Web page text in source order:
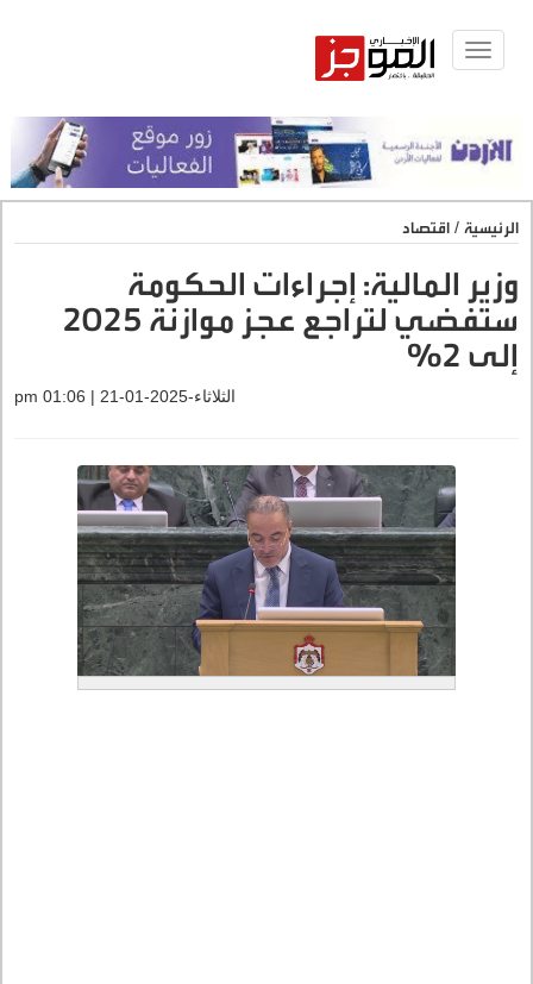
Toggle
الرئيسية / اقتصاد
وزير المالية: إجراءات الحكومة
ستفضي لتراجع عجز موازنة 2025
إلى 2%
الثلاثاء-2025-01-21 | 01:06 pm